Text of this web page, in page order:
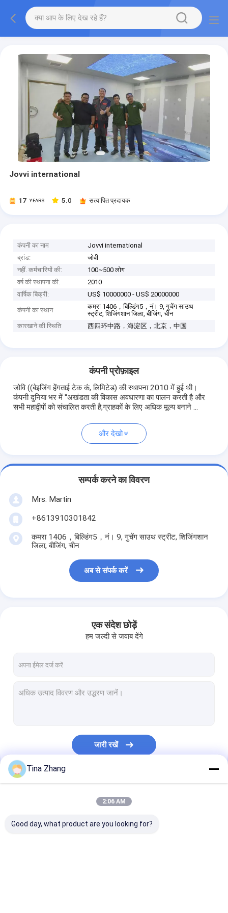
Jovvi international
17 YEARS 5.0 सत्यापित प्रदायक
कंपनी का नाम
Jovvi international
ब्रांड:
जोवी
नहीं. कर्मचारियों की:
100~500 लोग
वर्ष की स्थापना की:
2010
वार्षिक बिक्री:
US$ 10000000 - US$ 20000000
कंपनी का स्थान
कमरा 1406，बिल्डिंग5，नं। 9, गुचेंग साउथ
स्ट्रीट, शिजिंगशान जिला, बीजिंग, चीन
कारखाने की स्थिति
西四环中路，海淀区，北京，中国
कंपनी प्रोफ़ाइल
जोवि ((बेइजिंग हेंगताई टेक कं, लिमिटेड) की स्थापना 2010 में हुई थी।
कंपनी दुनिया भर में ′′अखंडता की विकास अवधारणा का पालन करती है और
सभी महाद्वीपों को संचालित करती है,ग्राहकों के लिए अधिक मूल्य बनाने ...
और देखो
सम्पर्क करने का विवरण
Mrs. Martin
+8613910301842
कमरा 1406，बिल्डिंग5，नं। 9, गुचेंग साउथ स्ट्रीट, शिजिंगशान
जिला, बीजिंग, चीन
अब से संपर्क करें
एक संदेश छोड़ें
हम जल्दी से जवाब देंगे
जारी रखें
हमारी श्रेणियाँ
Tina Zhang
2:06 AM
Good day, what product are you looking for?